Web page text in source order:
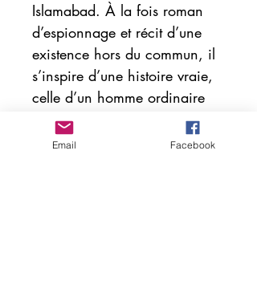
Islamabad. À la fois roman
d’espionnage et récit d’une
existence hors du commun, il
s’inspire d’une histoire vraie,
celle d’un homme ordinaire
qui connut une vie
extraordinaire.
Email Facebook